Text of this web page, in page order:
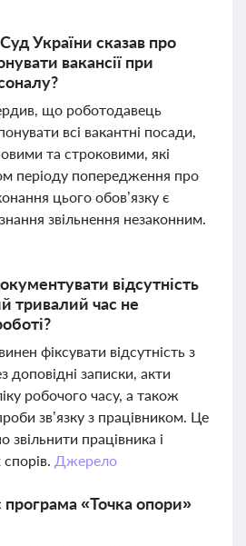
України сказав про
вакансії при
що роботодавець
всі вакантні посади,
та строковими, які
періоду попередження про
цього обов’язку є
звільнення незаконним.
відсутність
тривалий час не
фіксувати відсутність з
доповідні записки, акти
робочого часу, а також
зв’язку з працівником. Це
працівника і
Джерело
«Точка опори»